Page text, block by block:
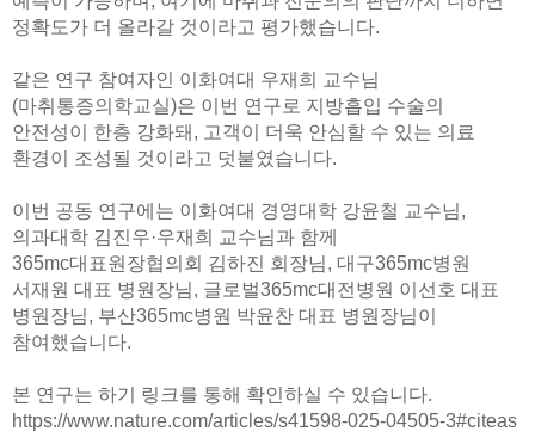
정확도가 더 올라갈 것이라고 평가했습니다.
같은 연구 참여자인 이화여대 우재희 교수님
(마취통증의학교실)은 이번 연구로 지방흡입 수술의
안전성이 한층 강화돼, 고객이 더욱 안심할 수 있는 의료
환경이 조성될 것이라고 덧붙였습니다.
이번 공동 연구에는 이화여대 경영대학 강윤철 교수님,
의과대학 김진우·우재희 교수님과 함께
365mc대표원장협의회 김하진 회장님, 대구365mc병원
서재원 대표 병원장님, 글로벌365mc대전병원 이선호 대표
병원장님, 부산365mc병원 박윤찬 대표 병원장님이
참여했습니다.
본 연구는 하기 링크를 통해 확인하실 수 있습니다.
https://www.nature.com/articles/s41598-025-04505-3#citeas